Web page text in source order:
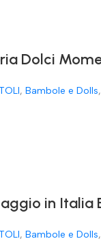
Dolci
, Bambole e Dolls,
in Italia
, Bambole e Dolls,